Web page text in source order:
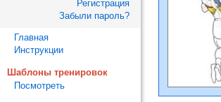
Регистрация
Забыли пароль?
Главная
Инструкции
Шаблоны тренировок
Посмотреть